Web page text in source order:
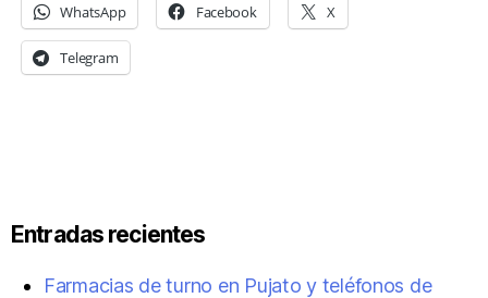
WhatsApp Facebook X
Telegram
Entradas recientes
Farmacias de turno en Pujato y teléfonos de